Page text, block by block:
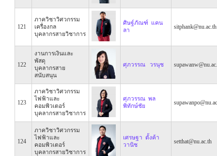
121
ภาควิชาวิศวกรรม
เครื่องกล
บุคลากรสายวิชาการ
ศิษฐ์ภัณฑ์ แคน
ลา
sitphank@nu.ac.th
122
งานการเงินและ
พัสดุ
บุคลากรสาย
สนับสนุน
ศุภวรรณ วรนุช
123
ภาควิชาวิศวกรรม
ไฟฟ้าและ
คอมพิวเตอร์
บุคลากรสายวิชาการ
ศุภวรรณ พล
พิทักษ์ชัย
124
ภาควิชาวิศวกรรม
ไฟฟ้าและ
คอมพิวเตอร์
บุคลากรสายวิชาการ
เศรษฐา ตั้งค้า
วานิช
setthat@nu.ac.th